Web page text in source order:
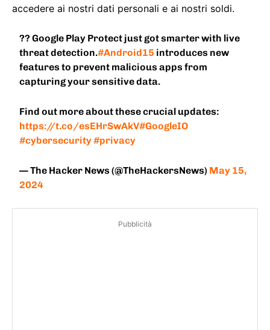
accedere ai nostri dati personali e ai nostri soldi.
?? Google Play Protect just got smarter with live
threat detection.#Android15 introduces new
features to prevent malicious apps from
capturing your sensitive data.
Find out more about these crucial updates:
https://t.co/esEHrSwAkV#GoogleIO
#cybersecurity#privacy
— The Hacker News (@TheHackersNews) May 15,
2024
Pubblicità